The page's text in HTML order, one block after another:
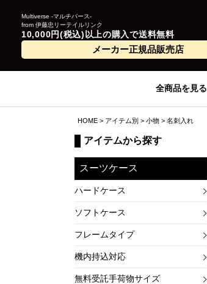
Multiverse -マルチバース-
from 伊藤忠リーテイルリンク
10,000円(税込)以上の購入で送料無料
メーカー正規品販売店
全商品を見る
HOME アイテム別 小物 名刺入れ
アイテムから探す
スーツケース
ハードケース
ソフトケース
フレームタイプ
機内持込対応
無料受託手荷物サイズ